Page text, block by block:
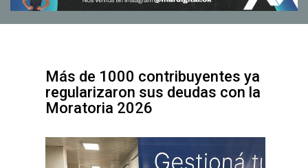
Más de 1000 contribuyentes ya
regularizaron sus deudas con la
Moratoria 2026